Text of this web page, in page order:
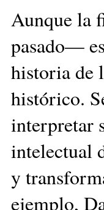
Aunque la
pasado—
historia de
histórico.
interpretar
intelectual
y
ejemplo,